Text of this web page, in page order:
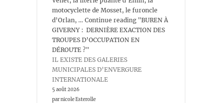
motocyclette de Mosset, le furoncle
d’Orlan, … Continue reading "BUREN À
GIVERNY : DERNIÈRE EXACTION DES
TROUPES D’OCCUPATION EN
DÉROUTE ?"
IL EXISTE DES GALERIES
MUNICIPALES D’ENVERGURE
INTERNATIONALE
5 août 2026
par nicole Esterolle